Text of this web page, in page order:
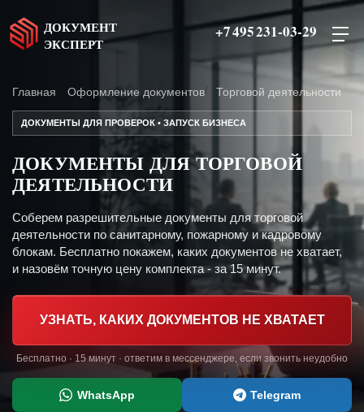
ДОКУМЕНТ
ЭКСПЕРТ
+7 495 231-03-29
Главная Оформление документов Торговой деятельности
ДОКУМЕНТЫ ДЛЯ ПРОВЕРОК • ЗАПУСК БИЗНЕСА
ДОКУМЕНТЫ ДЛЯ ТОРГОВОЙ
ДЕЯТЕЛЬНОСТИ
Соберем разрешительные документы для торговой
деятельности по санитарному, пожарному и кадровому
блокам. Бесплатно покажем, каких документов не хватает,
и назовём точную цену комплекта - за 15 минут.
УЗНАТЬ, КАКИХ ДОКУМЕНТОВ НЕ ХВАТАЕТ
Бесплатно · 15 минут · ответим в мессенджере, если звонить неудобно
WhatsApp Telegram